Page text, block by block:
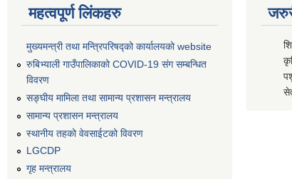
महत्वपूर्ण लिंकहरु
मुख्यमन्त्री तथा मन्त्रिपरिषद्को कार्यालयको website
रुबिभ्याली गाउँपालिकाको COVID-19 संग सम्बन्धित
विवरण
सङ्‍घीय मामिला तथा सामान्य प्रशासन मन्त्रालय
सामान्य प्रशासन मन्त्रालय
स्थानीय तहको वेवसाईटको विवरण
LGCDP
गृह मन्त्रालय
कृषि
पशु